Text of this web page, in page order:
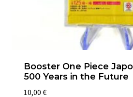
Booster One Piece
500 Years in the Future
10,00 €